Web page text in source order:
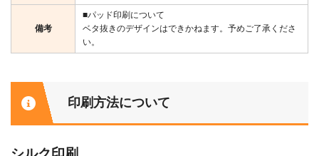
備考
■パッド印刷について
ベタ抜きのデザインはできかねます。予めご了承くださ
い。
印刷方法について